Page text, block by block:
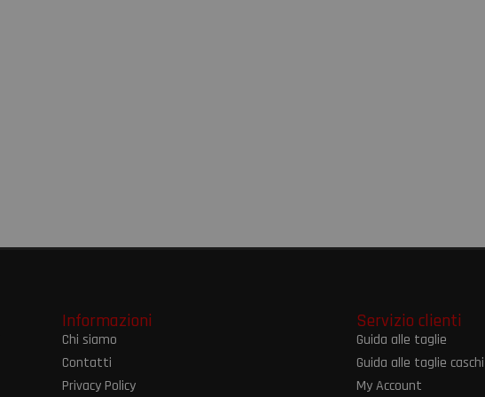
Informazioni
Chi siamo
Contatti
Privacy Policy
Servizio clienti
Guida alle taglie
Guida alle taglie caschi
My Account